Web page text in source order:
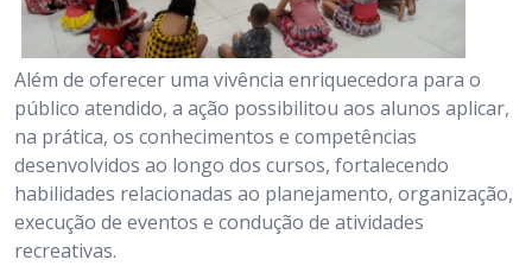
Além de oferecer uma vivência enriquecedora para o
público atendido, a ação possibilitou aos alunos aplicar,
na prática, os conhecimentos e competências
desenvolvidos ao longo dos cursos, fortalecendo
habilidades relacionadas ao planejamento, organização,
execução de eventos e condução de atividades
recreativas.